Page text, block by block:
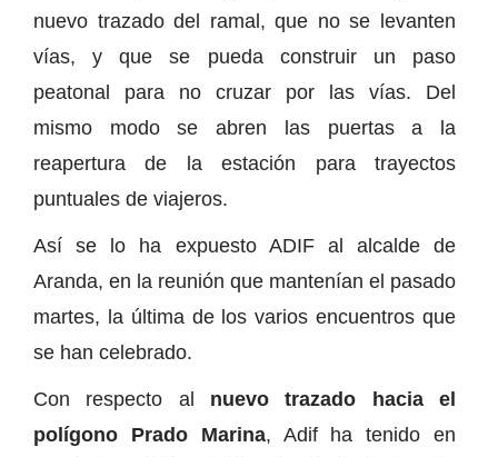
nuevo trazado del ramal, que no se levanten
vías, y que se pueda construir un paso
peatonal para no cruzar por las vías. Del
mismo modo se abren las puertas a la
reapertura de la estación para trayectos
puntuales de viajeros.
Así se lo ha expuesto ADIF al alcalde de
Aranda, en la reunión que mantenían el pasado
martes, la última de los varios encuentros que
se han celebrado.
Con respecto al nuevo trazado hacia el
polígono Prado Marina, Adif ha tenido en